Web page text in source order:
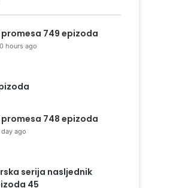
promesa 749 epizoda
hours ago
promesa 748 epizoda
day ago
serija nasljednik
45